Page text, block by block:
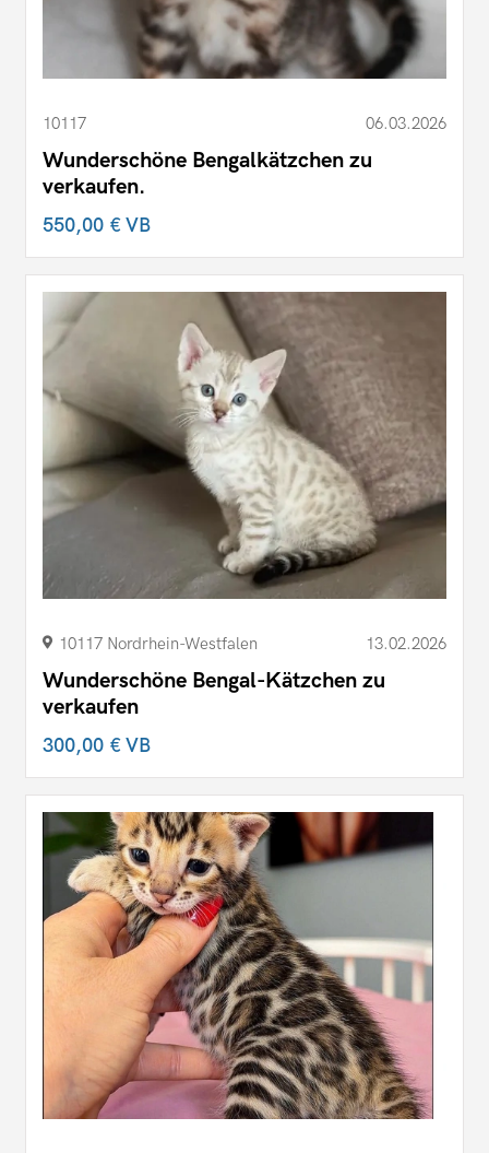
10117 06.03.2026
Wunderschöne Bengalkätzchen zu
verkaufen.
550,00 €VB
10117 Nordrhein-Westfalen 13.02.2026
Wunderschöne Bengal-Kätzchen zu
verkaufen
300,00 €VB